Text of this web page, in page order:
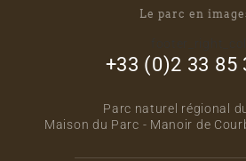
Le parc en
+33 (0)2 33 85
Parc naturel régional
Maison du Parc - Manoir de